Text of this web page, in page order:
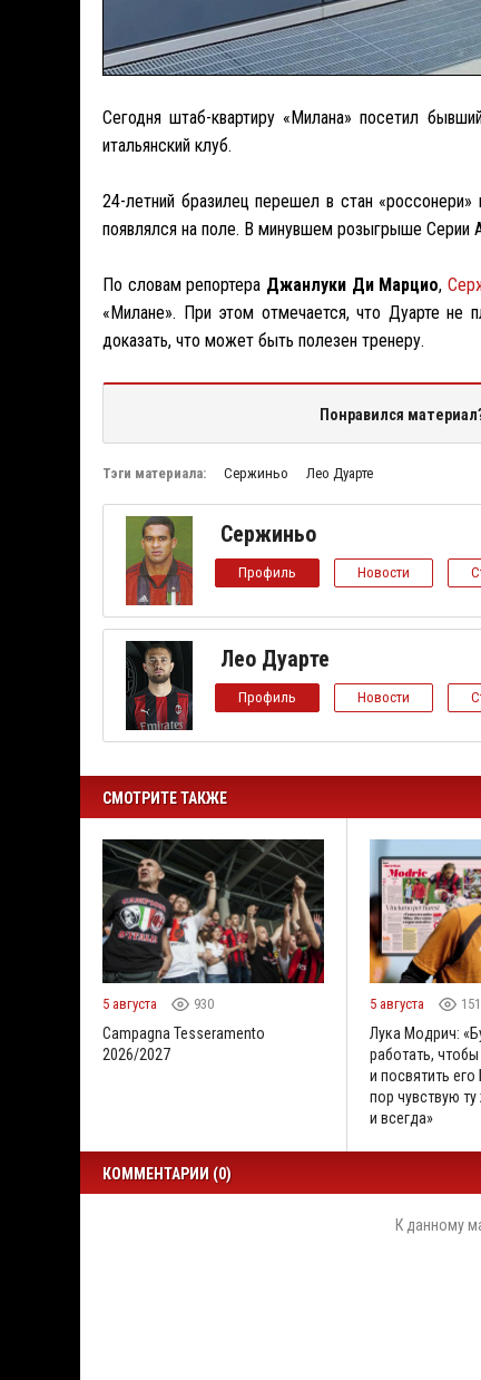
Сегодня штаб-квартиру «Милана» посетил
итальянский клуб.
24-летний бразилец перешел в стан
появлялся на поле. В минувшем розыгрыше Серии
По словам репортера Джанлуки Ди Марцио,
«Милане». При этом отмечается, что Дуарте не
доказать, что может быть полезен тренеру.
Понравился
Тэги материала: Сержиньо Лео Дуарте
Сержиньо
Профиль Новости
Лео Дуарте
Профиль Новости
СМОТРИТЕ ТАКЖЕ
5 августа 930
Campagna Tesseramento
2026/2027
5 августа
Лука Модрич:
работать, чтобы
и посвятить
пор чувствую
и всегда»
КОММЕНТАРИИ (0)
К данному